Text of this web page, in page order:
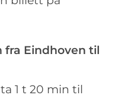
fra Eindhoven til
1 t 20 min til